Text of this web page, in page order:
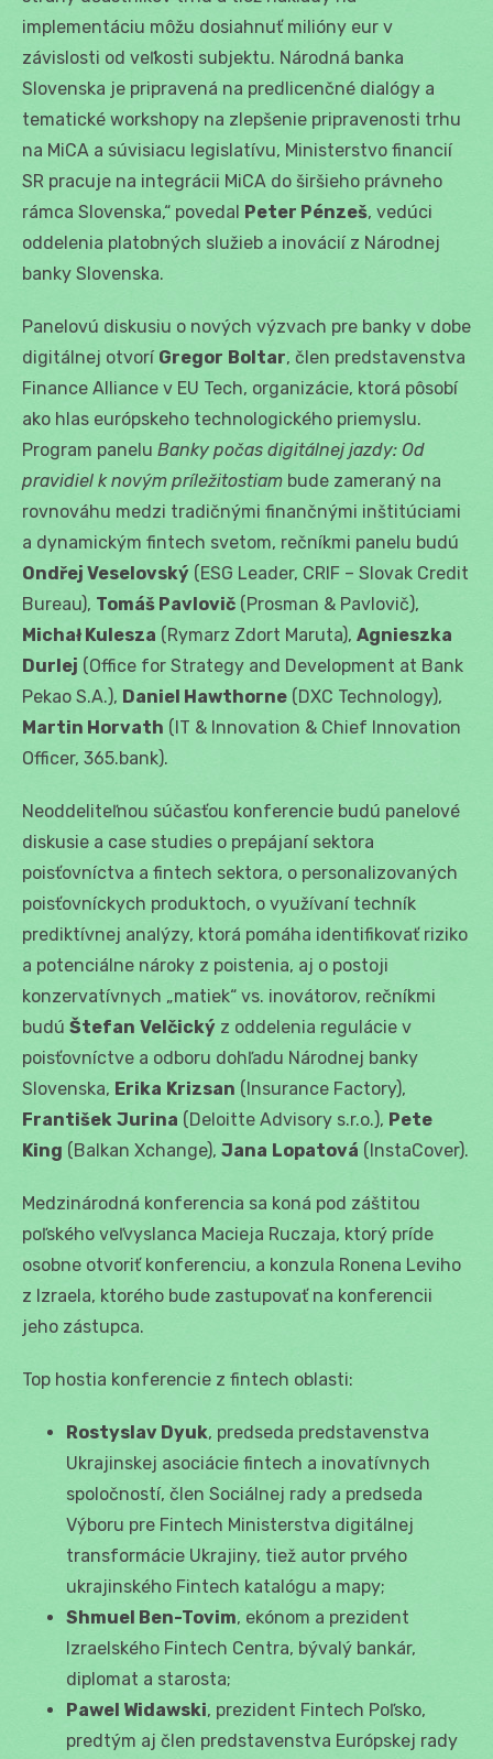
implementáciu môžu dosiahnuť milióny eur v
závislosti od veľkosti subjektu. Národná banka
Slovenska je pripravená na predlicenčné dialógy a
tematické workshopy na zlepšenie pripravenosti trhu
na MiCA a súvisiacu legislatívu, Ministerstvo financií
SR pracuje na integrácii MiCA do širšieho právneho
rámca Slovenska,“ povedal Peter Pénzeš, vedúci
oddelenia platobných služieb a inovácií z Národnej
banky Slovenska.
Panelovú diskusiu o nových výzvach pre banky v dobe
digitálnej otvorí Gregor Boltar, člen predstavenstva
Finance Alliance v EU Tech, organizácie, ktorá pôsobí
ako hlas európskeho technologického priemyslu.
Program panelu Banky počas digitálnej jazdy: Od
pravidiel k novým príležitostiam bude zameraný na
rovnováhu medzi tradičnými finančnými inštitúciami
a dynamickým fintech svetom, rečníkmi panelu budú
Ondřej Veselovský (ESG Leader, CRIF – Slovak Credit
Bureau), Tomáš Pavlovič (Prosman & Pavlovič),
Michał Kulesza (Rymarz Zdort Maruta), Agnieszka
Durlej (Office for Strategy and Development at Bank
Pekao S.A.), Daniel Hawthorne (DXC Technology),
Martin Horvath (IT & Innovation & Chief Innovation
Officer, 365.bank).
Neoddeliteľnou súčasťou konferencie budú panelové
diskusie a case studies o prepájaní sektora
poisťovníctva a fintech sektora, o personalizovaných
poisťovníckych produktoch, o využívaní techník
prediktívnej analýzy, ktorá pomáha identifikovať riziko
a potenciálne nároky z poistenia, aj o postoji
konzervatívnych „matiek“ vs. inovátorov, rečníkmi
budú Štefan Velčický z oddelenia regulácie v
poisťovníctve a odboru dohľadu Národnej banky
Slovenska, Erika Krizsan (Insurance Factory),
František Jurina (Deloitte Advisory s.r.o.), Pete
King (Balkan Xchange), Jana Lopatová (InstaCover).
Medzinárodná konferencia sa koná pod záštitou
poľského veľvyslanca Macieja Ruczaja, ktorý príde
osobne otvoriť konferenciu, a konzula Ronena Leviho
z Izraela, ktorého bude zastupovať na konferencii
jeho zástupca.
Top hostia konferencie z fintech oblasti:
Rostyslav Dyuk, predseda predstavenstva
Ukrajinskej asociácie fintech a inovatívnych
spoločností, člen Sociálnej rady a predseda
Výboru pre Fintech Ministerstva digitálnej
transformácie Ukrajiny, tiež autor prvého
ukrajinského Fintech katalógu a mapy;
Shmuel Ben-Tovim, ekónom a prezident
Izraelského Fintech Centra, bývalý bankár,
diplomat a starosta;
Pawel Widawski, prezident Fintech Poľsko,
predtým aj člen predstavenstva Európskej rady